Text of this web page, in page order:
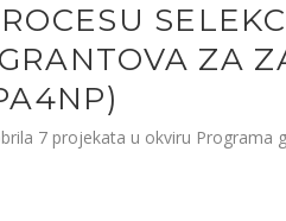
ZA
7 projekata u okviru Programa